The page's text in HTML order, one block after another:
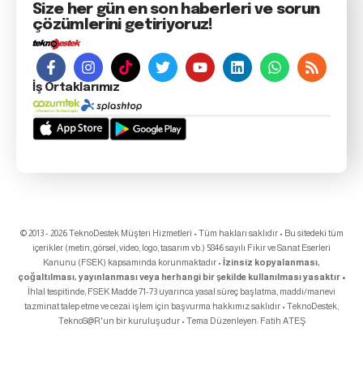
Size her gün en son haberleri ve sorun
çözümlerini getiriyoruz!
İş Ortaklarımız
© 2013 - 2026 TeknoDestek Müşteri Hizmetleri • Tüm hakları saklıdır • Bu sitedeki tüm
içerikler (metin, görsel, video, logo, tasarım vb.) 5846 sayılı Fikir ve Sanat Eserleri
Kanunu (FSEK) kapsamında korunmaktadır • İzinsiz kopyalanması,
çoğaltılması, yayınlanması veya herhangi bir şekilde kullanılması yasaktır •
İhlal tespitinde; FSEK Madde 71-73 uyarınca yasal süreç başlatma, maddi/manevi
tazminat talep etme ve cezai işlem için başvurma hakkımız saklıdır • TeknoDestek,
TeknoS@R'un bir kuruluşudur • Tema Düzenleyen: Fatih ATEŞ